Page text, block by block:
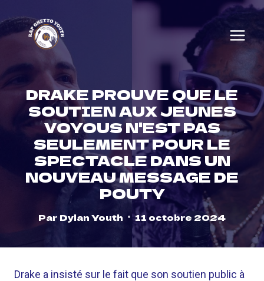
to
content
DRAKE PROUVE QUE LE
SOUTIEN AUX JEUNES
VOYOUS N'EST PAS
SEULEMENT POUR LE
SPECTACLE DANS UN
NOUVEAU MESSAGE DE
POUTY
Par Dylan Youth 11 octobre 2024
Drake a insisté sur le fait que son soutien public à